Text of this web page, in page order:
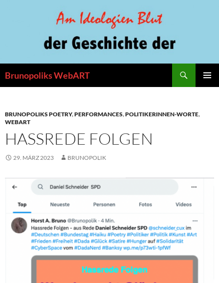
Brunopoliks WebART
BRUNOPOLIKS POETRY,PERFORMANCES,POLITIKERINNEN-WORTE,
WEBART
HASSREDE FOLGEN
29. MÄRZ 2023 BRUNOPOLIK